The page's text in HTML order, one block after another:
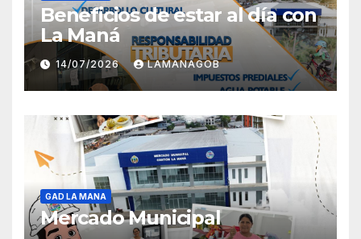
Beneficios de estar al día con
La Maná
14/07/2026 LAMANAGOB
GAD LA MANA
Mercado Municipal